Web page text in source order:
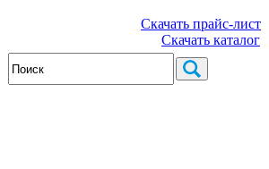
Скачать прайс-лист
Скачать каталог